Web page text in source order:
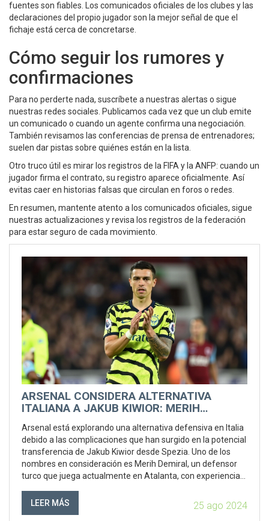
fuentes son fiables. Los comunicados oficiales de los clubes y las
declaraciones del propio jugador son la mejor señal de que el
fichaje está cerca de concretarse.
Cómo seguir los rumores y
confirmaciones
Para no perderte nada, suscríbete a nuestras alertas o sigue
nuestras redes sociales. Publicamos cada vez que un club emite
un comunicado o cuando un agente confirma una negociación.
También revisamos las conferencias de prensa de entrenadores;
suelen dar pistas sobre quiénes están en la lista.
Otro truco útil es mirar los registros de la FIFA y la ANFP: cuando un
jugador firma el contrato, su registro aparece oficialmente. Así
evitas caer en historias falsas que circulan en foros o redes.
En resumen, mantente atento a los comunicados oficiales, sigue
nuestras actualizaciones y revisa los registros de la federación
para estar seguro de cada movimiento.
ARSENAL CONSIDERA ALTERNATIVA
ITALIANA A JAKUB KIWIOR: MERIH
Arsenal está explorando una alternativa defensiva en Italia
debido a las complicaciones que han surgido en la potencial
transferencia de Jakub Kiwior desde Spezia. Uno de los
nombres en consideración es Merih Demiral, un defensor
turco que juega actualmente en Atalanta, con experiencia
LEER MÁS
25 ago 2024